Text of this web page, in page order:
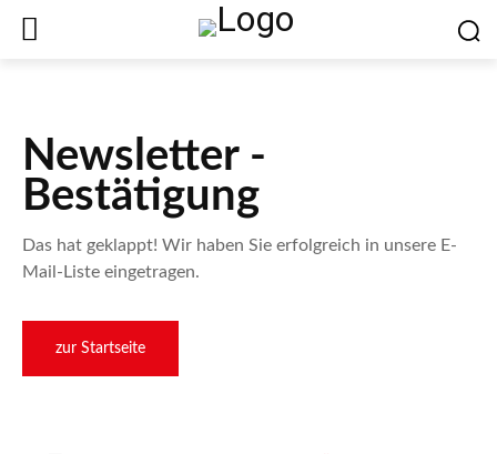
Newsletter -
Bestätigung
Das hat geklappt! Wir haben Sie erfolgreich in unsere E-
Mail-Liste eingetragen.
zur Startseite